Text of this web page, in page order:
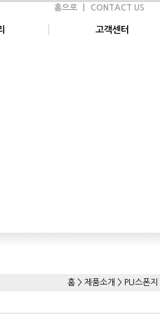
홈으로 CONTACT US
고객센터
홈 > 제품소개 > PU스폰지